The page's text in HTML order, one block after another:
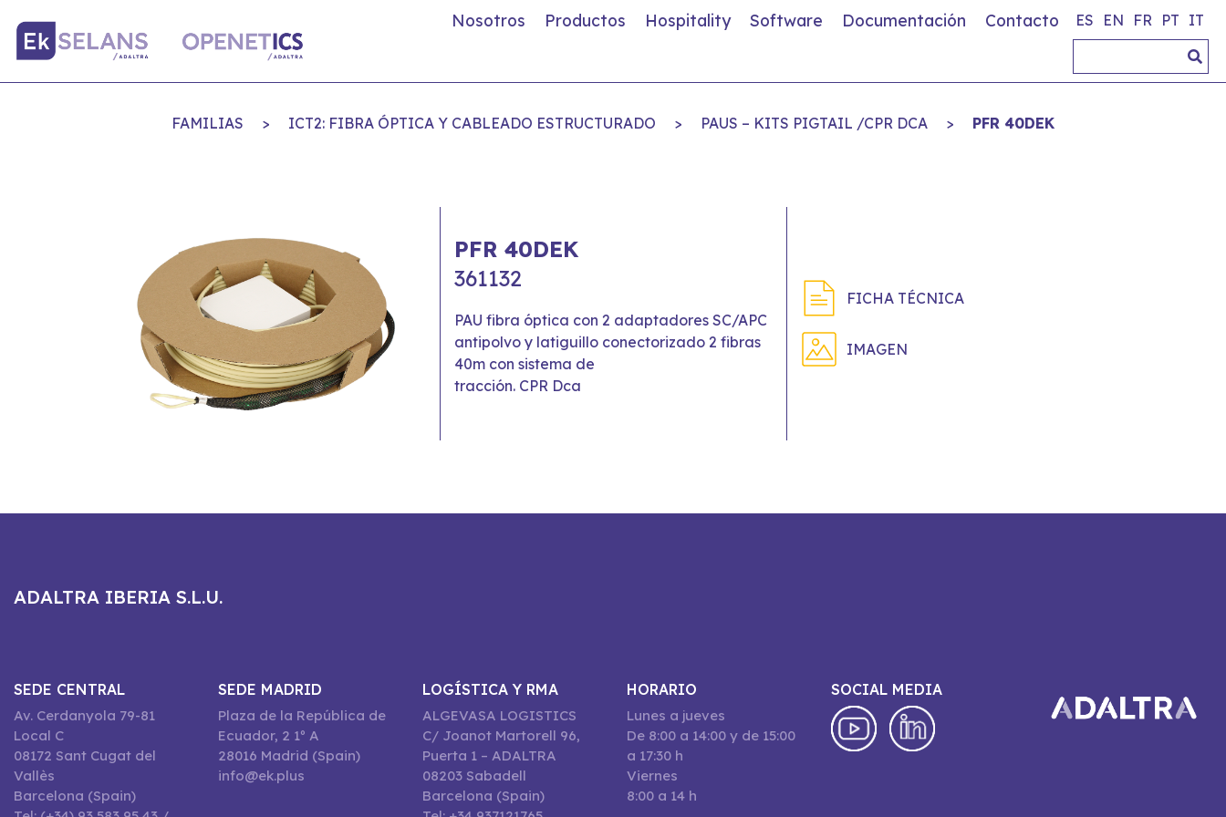
Nosotros Productos Hospitality Software Documentación Contacto ES EN FR PT IT
FAMILIAS > ICT2: FIBRA ÓPTICA Y CABLEADO ESTRUCTURADO > PAUS – KITS PIGTAIL /CPR DCA > PFR 40DEK
PFR 40DEK
361132
PAU fibra óptica con 2 adaptadores SC/APC
antipolvo y latiguillo conectorizado 2 fibras
40m con sistema de
tracción. CPR Dca
FICHA TÉCNICA
IMAGEN
ADALTRA IBERIA S.L.U.
SEDE CENTRAL
Av. Cerdanyola 79-81
Local C
08172 Sant Cugat del
Vallès
Barcelona (Spain)
SEDE MADRID
Plaza de la República de
Ecuador, 2 1º A
28016 Madrid (Spain)
info@ek.plus
LOGÍSTICA Y RMA
ALGEVASA LOGISTICS
C/ Joanot Martorell 96,
Puerta 1 – ADALTRA
08203 Sabadell
Barcelona (Spain)
HORARIO
Lunes a jueves
De 8:00 a 14:00 y de 15:00
a 17:30 h
Viernes
8:00 a 14 h
SOCIAL MEDIA